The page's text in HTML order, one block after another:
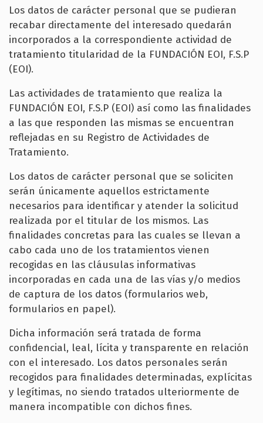
Los datos de carácter personal que se pudieran
recabar directamente del interesado quedarán
incorporados a la correspondiente actividad de
tratamiento titularidad de la FUNDACIÓN EOI, F.S.P
(EOI).
Las actividades de tratamiento que realiza la
FUNDACIÓN EOI, F.S.P (EOI) así como las finalidades
a las que responden las mismas se encuentran
reflejadas en su Registro de Actividades de
Tratamiento.
Los datos de carácter personal que se soliciten
serán únicamente aquellos estrictamente
necesarios para identificar y atender la solicitud
realizada por el titular de los mismos. Las
finalidades concretas para las cuales se llevan a
cabo cada uno de los tratamientos vienen
recogidas en las cláusulas informativas
incorporadas en cada una de las vías y/o medios
de captura de los datos (formularios web,
formularios en papel).
Dicha información será tratada de forma
confidencial, leal, lícita y transparente en relación
con el interesado. Los datos personales serán
recogidos para finalidades determinadas, explícitas
y legítimas, no siendo tratados ulteriormente de
manera incompatible con dichos fines.